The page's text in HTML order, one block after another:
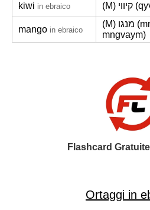
kiwi in ebraico
mango in ebraico
(M) מנגו (mngv / מנגואים ~
mngvaym)
Flashcard
Ortaggi in